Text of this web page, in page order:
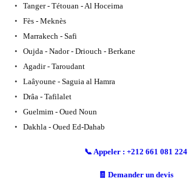
Tanger - Tétouan - Al Hoceima
Fès - Meknès
Marrakech - Safi
Oujda - Nador - Driouch - Berkane
Agadir - Taroudant
Laâyoune - Saguia al Hamra
Drâa - Tafilalet
Guelmim - Oued Noun
Dakhla - Oued Ed-Dahab
📞 Appeler : +212 661 081 224
🧾 Demander un devis